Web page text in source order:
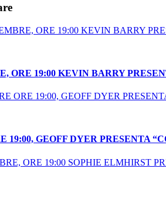
ORE 19:00 KEVIN BARRY
19:00, GEOFF DYER PRESENTA